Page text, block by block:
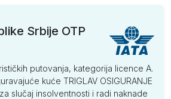
Srbije OTP
putovanja, kategorija licence A.
kuće TRIGLAV OSIGURANJE
slučaj insolventnosti i radi naknade